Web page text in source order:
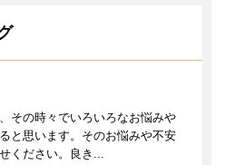
その時々でいろいろなお悩みや
と思います。そのお悩みや不安
ください。良き...